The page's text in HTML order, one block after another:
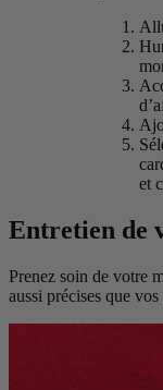
et
Entretien de
Prenez soin de votre
aussi précises que